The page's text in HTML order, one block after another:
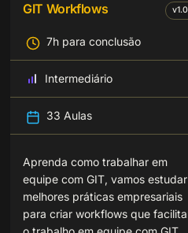
GIT Workflows v
7h para conclusão
Intermediário
33 Aulas
Aprenda como trabalhar em
equipe com GIT, vamos
melhores práticas empresariais
para criar workflows que